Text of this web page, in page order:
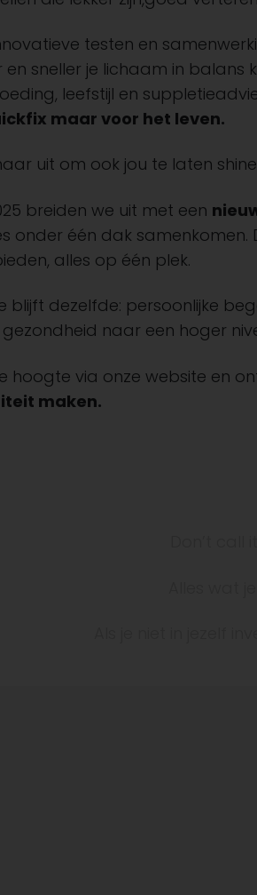
testen en
sneller je lichaam in balans
leefstijl en
maar voor het leven.
uit om ook jou te laten
breiden we uit met een
onder één dak
alles op één plek.
blijft dezelfde: persoonlijke
naar een hoger
hoogte via onze website en
maken.